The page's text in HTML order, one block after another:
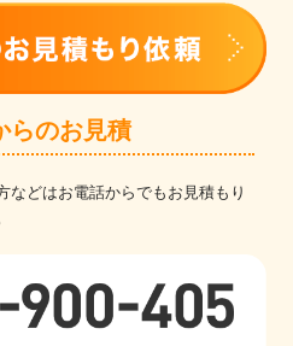
らのお見積
などはお電話からでもお見積もり